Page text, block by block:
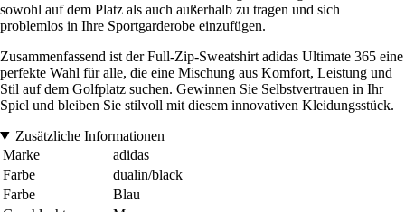
sowohl auf dem Platz als auch außerhalb zu tragen und sich
problemlos in Ihre Sportgarderobe einzufügen.
Zusammenfassend ist der Full-Zip-Sweatshirt adidas Ultimate 365 eine
perfekte Wahl für alle, die eine Mischung aus Komfort, Leistung und
Stil auf dem Golfplatz suchen. Gewinnen Sie Selbstvertrauen in Ihr
Spiel und bleiben Sie stilvoll mit diesem innovativen Kleidungsstück.
Zusätzliche Informationen
Marke
adidas
Farbe
dualin/black
Farbe
Blau